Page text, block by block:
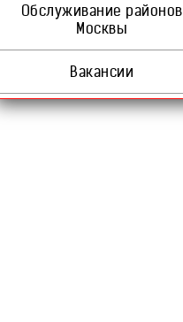
Обслуживание районов
Москвы
Вакансии